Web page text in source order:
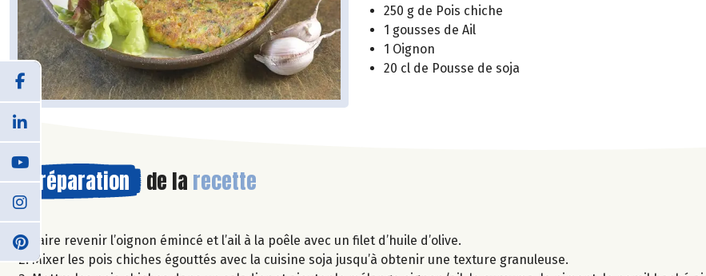
250 g de Pois chiche
1 gousses de Ail
1 Oignon
20 cl de Pousse de soja
Préparation de la recette
Faire revenir l’oignon émincé et l’ail à la poêle avec un filet d’huile d’olive.
Mixer les pois chiches égouttés avec la cuisine soja jusqu’à obtenir une texture granuleuse.